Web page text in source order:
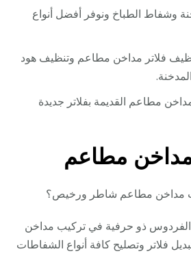
وشفاط الطباخ ونوفر أفضل أنواع
فلاتر مداخن مطاعم وتنظيف هود
مطاعم القديمة بفلاتر جديدة
مطاعم
مداخن مطاعم شاطر ورخيص؟
ذو حرفية في تركيب مداخن
فلاتر وتصليح كافة أنواع الشفاطات